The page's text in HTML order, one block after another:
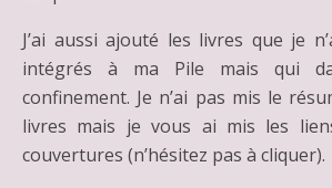
J’ai aussi ajouté les livres que je
intégrés à ma Pile mais qui
confinement. Je n’ai pas mis le
livres mais je vous ai mis les
couvertures (n’hésitez pas à cliquer).